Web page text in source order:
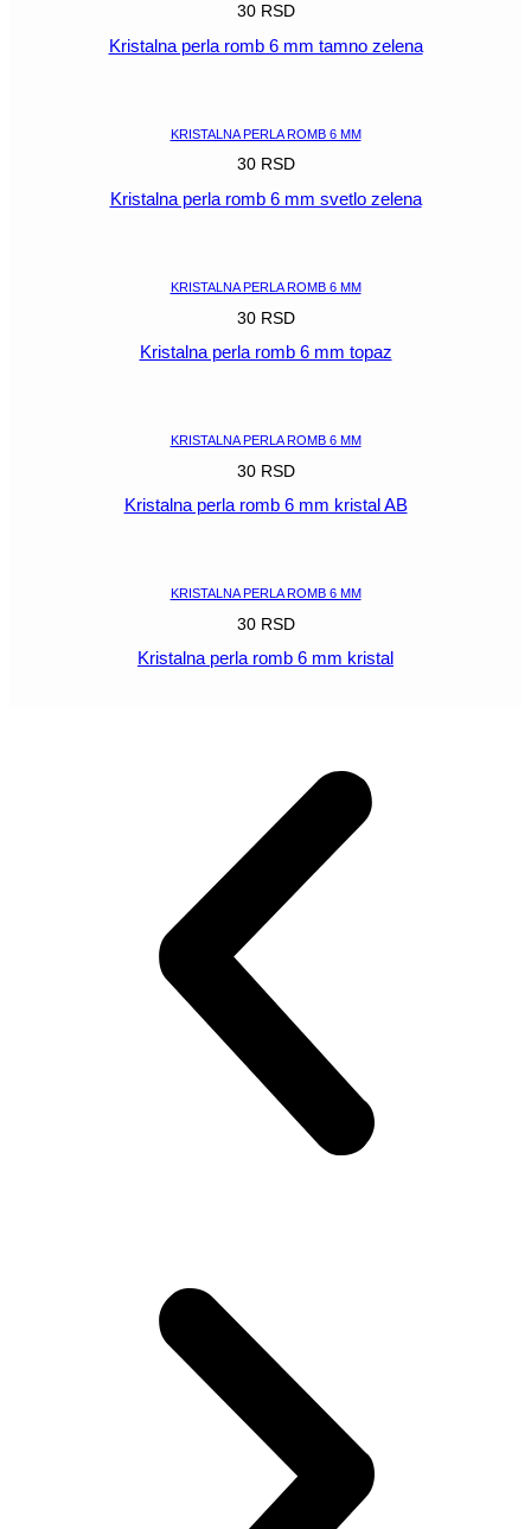
30 RSD
Kristalna perla romb 6 mm tamno zelena
KRISTALNA PERLA ROMB 6 MM
30 RSD
Kristalna perla romb 6 mm svetlo zelena
KRISTALNA PERLA ROMB 6 MM
30 RSD
Kristalna perla romb 6 mm topaz
KRISTALNA PERLA ROMB 6 MM
30 RSD
Kristalna perla romb 6 mm kristal AB
KRISTALNA PERLA ROMB 6 MM
30 RSD
Kristalna perla romb 6 mm kristal